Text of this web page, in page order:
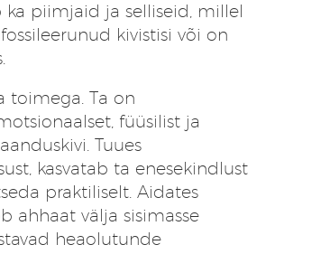
piimjaid ja selliseid, millel
kivistisi või on
toimega. Ta on
füüsilist ja
Tuues
kasvatab ta enesekindlust
praktiliselt. Aidates
ahhaat välja sisimasse
heaolutunde